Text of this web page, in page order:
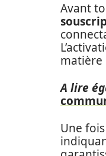
Avant
matière
A lire
Une